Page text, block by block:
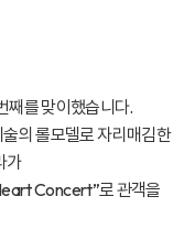
째를 맞이했습니다.
의 롤모델로 자리매김한
가
Concert”로 관객을